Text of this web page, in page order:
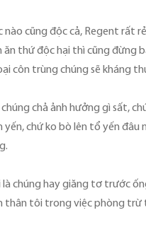
cũng độc cả, Regent rất
ăn thứ độc hại thì cũng
côn trùng chúng sẽ kháng
chả ảnh hưởng gì sất,
yến, chứ ko bò lên tổ yến
chúng hay giăng tơ trước
thân tôi trong việc phòng